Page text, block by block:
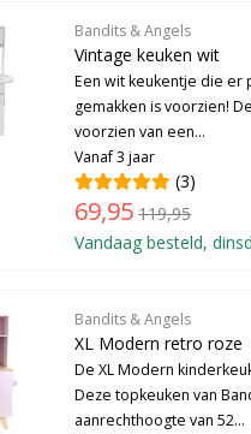
Bandits & Angels
Vintage keuken wit
Een wit keukentje die er
gemakken is voorzien!
voorzien van een...
Vanaf 3 jaar
(3)
69,95 119,95
Vandaag besteld,
Bandits & Angels
XL Modern retro roze
De XL Modern
Deze topkeuken van
aanrechthoogte van 52...